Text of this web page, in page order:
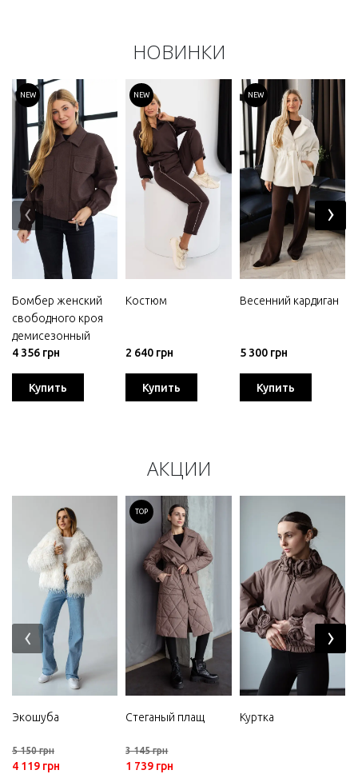
НОВИНКИ
NEW
Бомбер женский
свободного кроя
демисезонный
4 356 грн
Купить
NEW
Костюм
2 640 грн
Купить
NEW
Весенний кардиган
5 300 грн
Купить
‹ ›
АКЦИИ
Экошуба
5 150 грн
4 119 грн
TOP
Стеганый плащ
3 145 грн
1 739 грн
Куртка
‹ ›